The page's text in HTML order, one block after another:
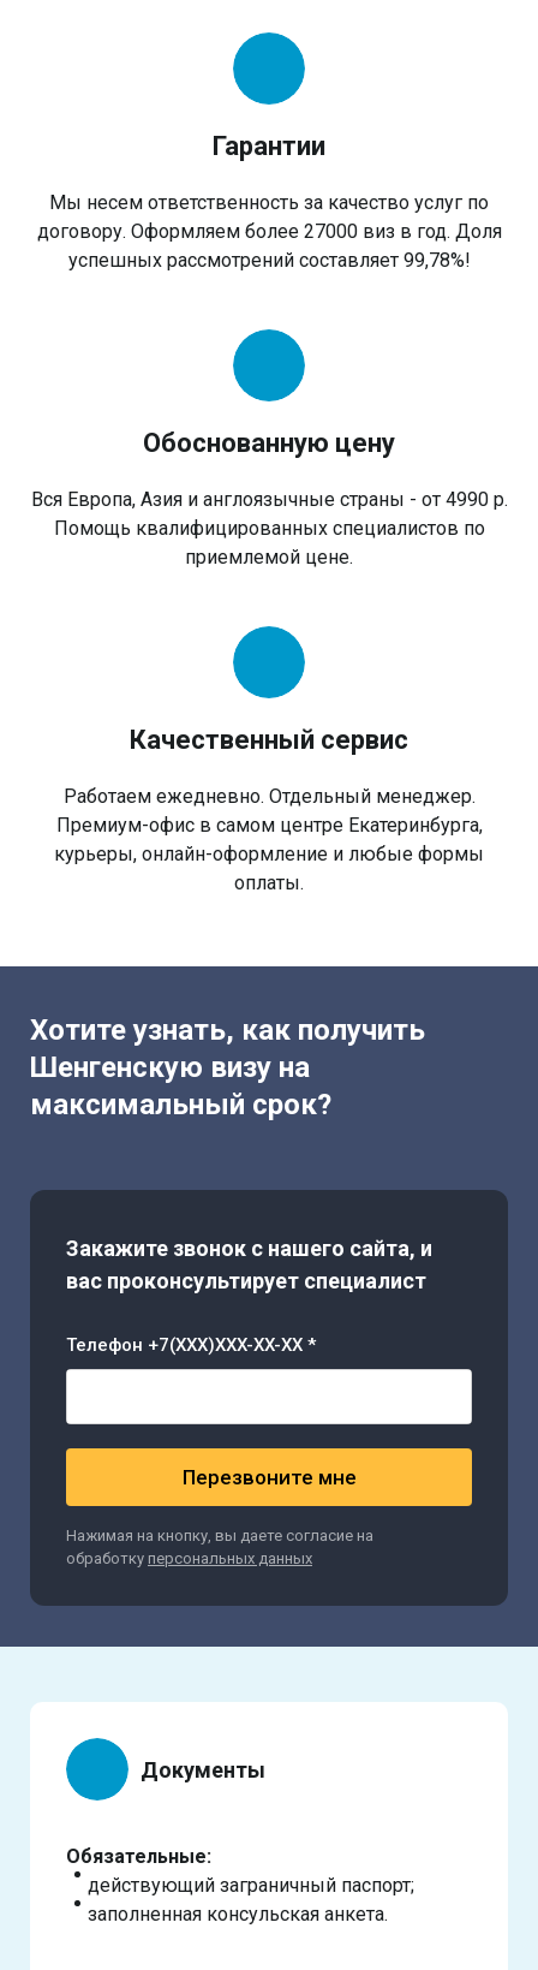
Гарантии
Мы несем ответственность за качество услуг по
договору. Оформляем более 27000 виз в год. Доля
успешных рассмотрений составляет 99,78%!
Обоснованную цену
Вся Европа, Азия и англоязычные страны - от 4990 р.
Помощь квалифицированных специалистов по
приемлемой цене.
Качественный сервис
Работаем ежедневно. Отдельный менеджер.
Премиум-офис в самом центре Екатеринбурга,
курьеры, онлайн-оформление и любые формы
оплаты.
Хотите узнать, как получить
Шенгенскую визу на
максимальный срок?
Закажите звонок с нашего сайта, и
вас проконсультирует специалист
Телефон +7(XXX)XXX-XX-XX *
Перезвоните мне
Нажимая на кнопку, вы даете согласие на
обработку персональных данных
Документы
Обязательные:
действующий заграничный паспорт;
заполненная консульская анкета.